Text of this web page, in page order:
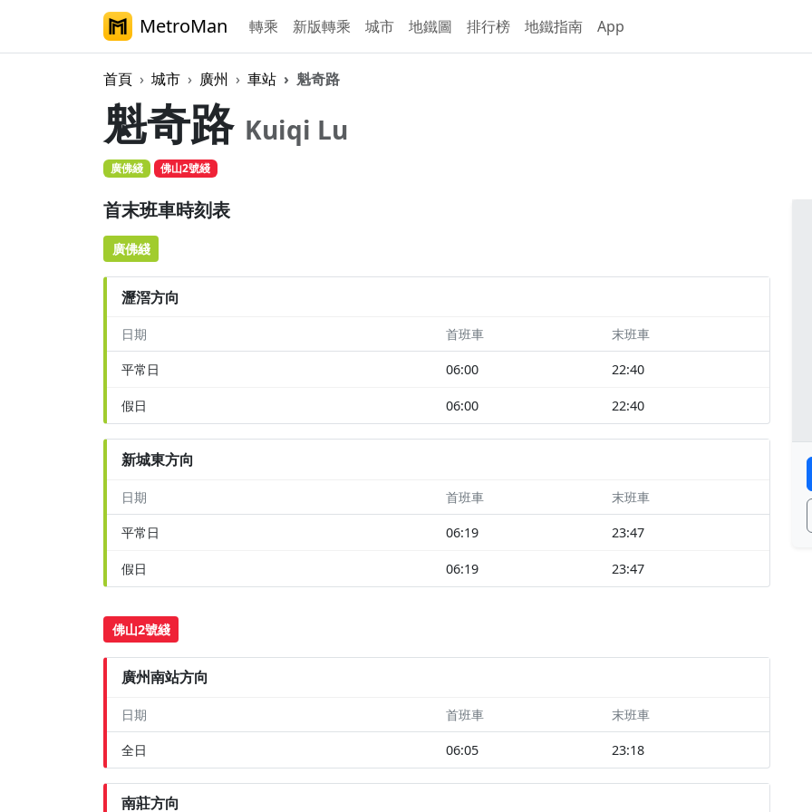
MetroMan 轉乘 新版轉乘 城市 地鐵圖 排行榜 地鐵指南 App
首頁 城市 廣州 車站 魁奇路
魁奇路 Kuiqi Lu
廣佛綫 佛山2號綫
首末班車時刻表
廣佛綫
瀝滘方向
日期 首班車 末班車
平常日 06:00 22:40
假日 06:00 22:40
新城東方向
日期 首班車 末班車
平常日 06:19 23:47
假日 06:19 23:47
佛山2號綫
廣州南站方向
日期 首班車 末班車
全日 06:05 23:18
南莊方向